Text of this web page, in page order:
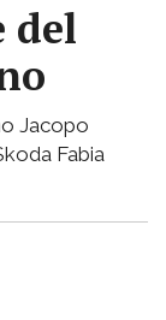
del
Jacopo
Fabia